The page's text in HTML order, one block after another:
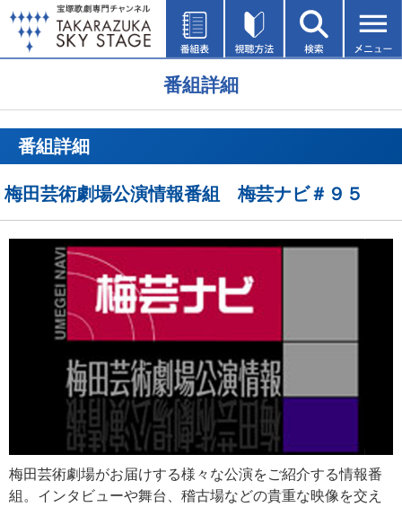
番組詳細
番組詳細
梅田芸術劇場公演情報番組 梅芸ナビ＃９５
梅田芸術劇場がお届けする様々な公演をご紹介する情報番
組。インタビューや舞台、稽古場などの貴重な映像を交え